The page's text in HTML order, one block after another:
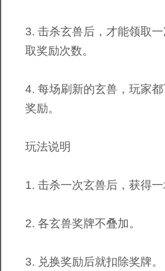
3. 击杀玄兽后，才能领取
取奖励次数。
4. 每场刷新的玄兽，玩家
奖励。
玩法说明
1. 击杀一次玄兽后，获得一
2. 各玄兽奖牌不叠加。
3. 兑换奖励后就扣除奖牌。